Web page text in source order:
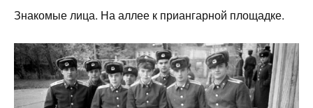
Знакомые лица. На аллее к приангарной площадке.